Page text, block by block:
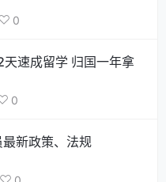
0
天速成留学 归国一年拿
0
新政策、法规